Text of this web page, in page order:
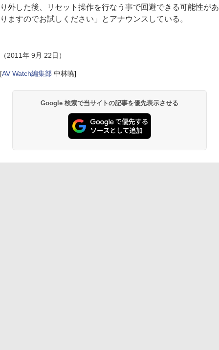
り外した後、リセット操作を行なう事で回避できる可能性があ
りますのでお試しください」とアナウンスしている。
（2011年 9月 22日）
[AV Watch編集部 中林暁]
Google 検索で当サイトの記事を優先表示させる